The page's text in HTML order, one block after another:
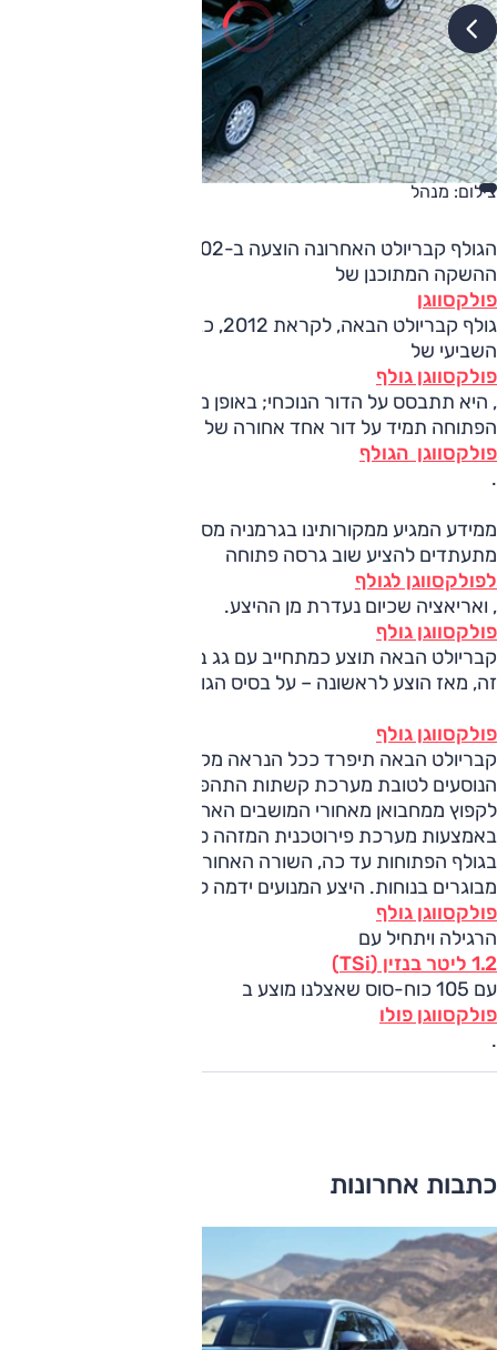
צילום: מנהל
ההשקה המתוכנן של
פולקסווגן
גולף קבריולט הבאה, לקראת 2012, כבר יהיה בקנה הדור
השביעי של
פולקסווגן גולף
, היא תתבסס על הדור הנוכחי; באופן מסורתי מתבססת הגרסה
הפתוחה תמיד על דור אחד אחורה של
פולקסווגן הגולף
.
ממידע המגיע ממקורותינו בגרמניה מסתבר שבפולקסווגן
מתעתדים להציע שוב גרסה פתוחה
לפולקסווגן לגולף
, ואריאציה שכיום נעדרת מן ההיצע.
פולקסווגן גולף
קבריולט הבאה תוצע כמתחייב עם גג בד, עוד עניין מסורתי בדגם
זה, מאז הוצע לראשונה – על בסיס הגולף-דור-ראשון ב-1979.
פולקסווגן גולף
קבריולט הבאה תיפרד ככל הנראה מקשת ההגנה מעל לתא
הנוסעים לטובת מערכת קשתות התהפכות חבויות שאמורות
לקפוץ ממחבואן מאחורי המושבים האחוריים תוך שבריר השנייה
באמצעות מערכת פירוטכנית המזהה סכנת התהפכות. כמו
מבוגרים בנוחות. היצע המנועים ידמה למוצע ב
פולקסווגן גולף
הרגילה ויתחיל עם
1.2 ליטר בנזין (TSi)
עם 105 כוח-סוס שאצלנו מוצע ב
פולקסווגן פולו
.
כתבות אחרונות